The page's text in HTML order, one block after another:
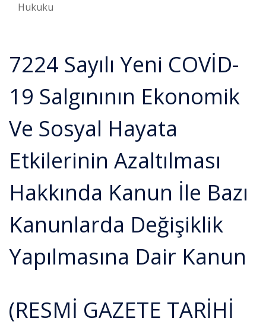
Hukuku
7224 Sayılı Yeni COVİD-
19 Salgınının Ekonomik
Ve Sosyal Hayata
Etkilerinin Azaltılması
Hakkında Kanun İle Bazı
Kanunlarda Değişiklik
Yapılmasına Dair Kanun
(RESMİ GAZETE TARİHİ